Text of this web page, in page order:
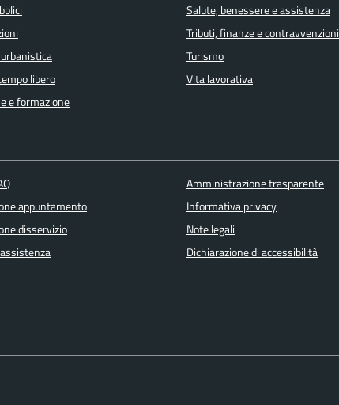
libero
e formazione
Salute, benessere e assistenza
Tributi, finanze e contravvenzioni
Turismo
Vita lavorativa
appuntamento
disservizio
Amministrazione trasparente
Informativa privacy
Note legali
Dichiarazione di accessibilità